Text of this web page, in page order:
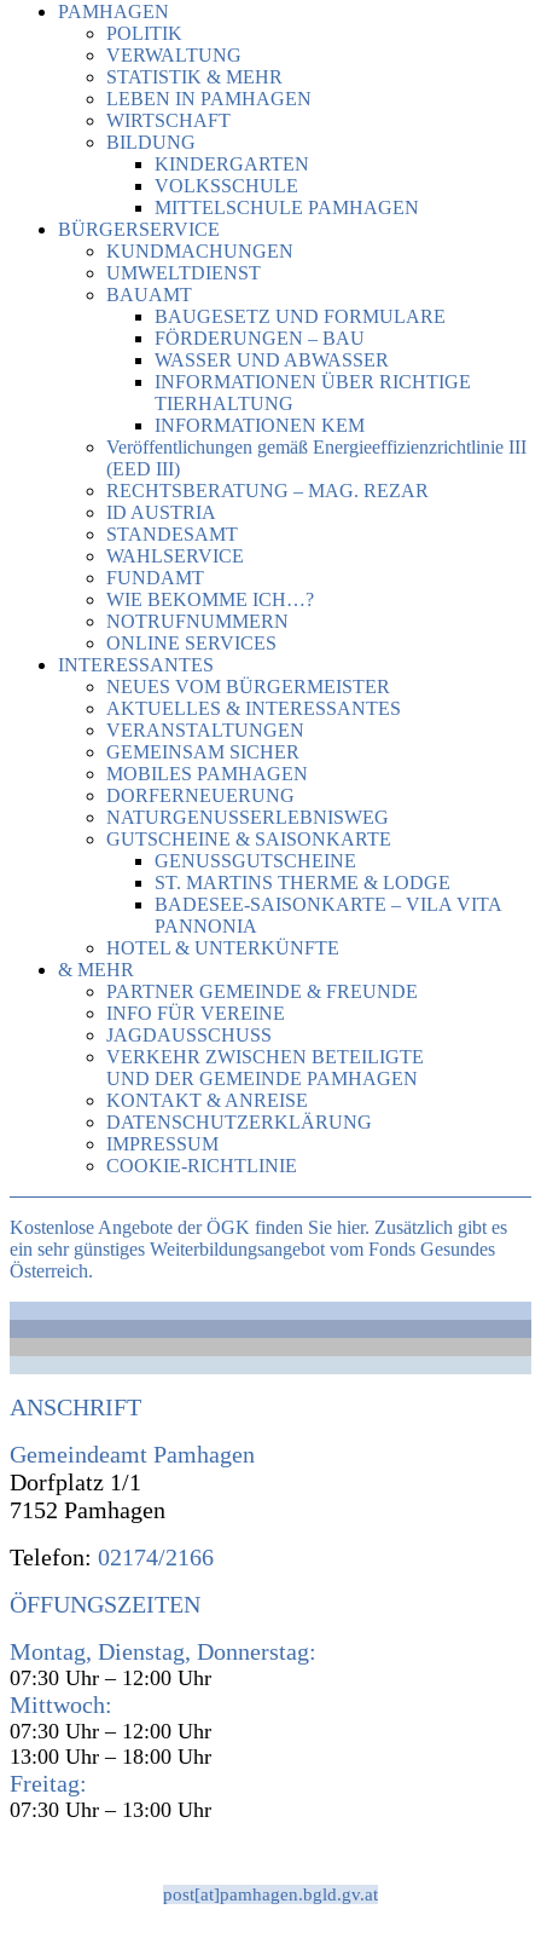
PAMHAGEN
POLITIK
VERWALTUNG
STATISTIK & MEHR
LEBEN IN PAMHAGEN
WIRTSCHAFT
BILDUNG
KINDERGARTEN
VOLKSSCHULE
MITTELSCHULE PAMHAGEN
BÜRGERSERVICE
KUNDMACHUNGEN
UMWELTDIENST
BAUAMT
BAUGESETZ UND FORMULARE
FÖRDERUNGEN – BAU
WASSER UND ABWASSER
INFORMATIONEN ÜBER RICHTIGE
TIERHALTUNG
INFORMATIONEN KEM
Veröffentlichungen gemäß Energieeffizienzrichtlinie III
(EED III)
RECHTSBERATUNG – MAG. REZAR
ID AUSTRIA
STANDESAMT
WAHLSERVICE
FUNDAMT
WIE BEKOMME ICH…?
NOTRUFNUMMERN
ONLINE SERVICES
INTERESSANTES
NEUES VOM BÜRGERMEISTER
AKTUELLES & INTERESSANTES
VERANSTALTUNGEN
GEMEINSAM SICHER
MOBILES PAMHAGEN
DORFERNEUERUNG
NATURGENUSSERLEBNISWEG
GUTSCHEINE & SAISONKARTE
GENUSSGUTSCHEINE
ST. MARTINS THERME & LODGE
BADESEE-SAISONKARTE – VILA VITA
PANNONIA
HOTEL & UNTERKÜNFTE
& MEHR
PARTNER GEMEINDE & FREUNDE
INFO FÜR VEREINE
JAGDAUSSCHUSS
VERKEHR ZWISCHEN BETEILIGTE
UND DER GEMEINDE PAMHAGEN
KONTAKT & ANREISE
DATENSCHUTZERKLÄRUNG
IMPRESSUM
COOKIE-RICHTLINIE
Kostenlose Angebote der ÖGK finden Sie hier. Zusätzlich gibt es
ein sehr günstiges Weiterbildungsangebot vom Fonds Gesundes
Österreich.
ANSCHRIFT
Gemeindeamt Pamhagen
Dorfplatz 1/1
7152 Pamhagen
Telefon: 02174/2166
ÖFFUNGSZEITEN
Montag, Dienstag, Donnerstag:
07:30 Uhr – 12:00 Uhr
Mittwoch:
07:30 Uhr – 12:00 Uhr
13:00 Uhr – 18:00 Uhr
Freitag:
07:30 Uhr – 13:00 Uhr
post[at]pamhagen.bgld.gv.at